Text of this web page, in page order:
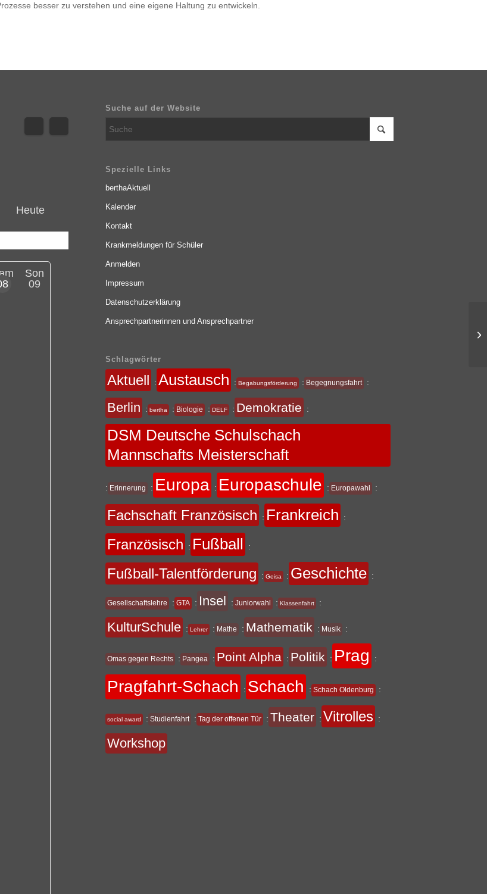
besser zu verstehen und eine eigene Haltung zu entwickeln.
Heute
Son
09
Suche auf der Website
Spezielle Links
berthaAktuell
Kalender
Kontakt
Krankmeldungen für Schüler
Anmelden
Impressum
Datenschutzerklärung
Ansprechpartnerinnen und Ansprechpartner
Schlagwörter
Aktuell : Austausch : Begabungsförderung : Begegnungsfahrt :
Berlin : bertha : Biologie : DELF : Demokratie :
DSM Deutsche Schulschach
Mannschafts Meisterschaft
: Erinnerung : Europa : Europaschule : Europawahl :
Fachschaft Französisch : Frankreich :
Französisch : Fußball :
Fußball-Talentförderung : Geisa : Geschichte :
Gesellschaftslehre : GTA : Insel : Juniorwahl : Klassenfahrt :
KulturSchule : Lehrer : Mathe : Mathematik : Musik :
Omas gegen Rechts : Pangea : Point Alpha : Politik : Prag :
Pragfahrt-Schach : Schach : Schach Oldenburg :
social award : Studienfahrt : Tag der offenen Tür : Theater : Vitrolles :
Workshop